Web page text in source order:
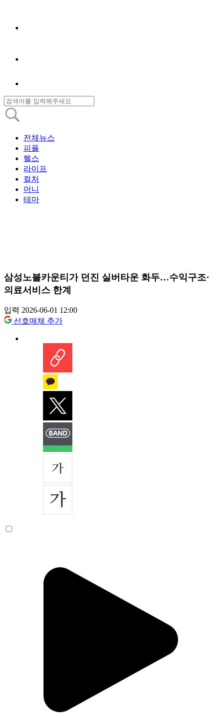
전체뉴스
피플
헬스
라이프
컬처
머니
테마
삼성노블카운티가 던진 실버타운 화두…수익구조·
의료서비스 한계
입력 2026-06-01 12:00
선호매체 추가